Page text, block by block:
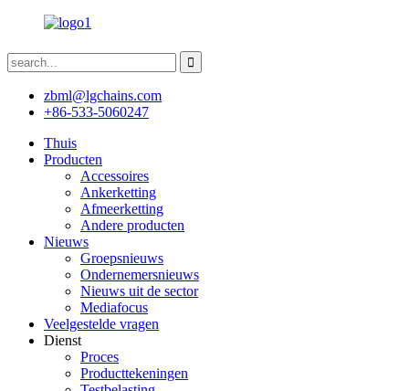
zbml@lgchains.com
+86-533-5060247
Thuis
Producten
Accessoires
Ankerketting
Afmeerketting
Andere producten
Nieuws
Groepsnieuws
Ondernemersnieuws
Nieuws uit de sector
Mediafocus
Veelgestelde vragen
Dienst
Proces
Producttekeningen